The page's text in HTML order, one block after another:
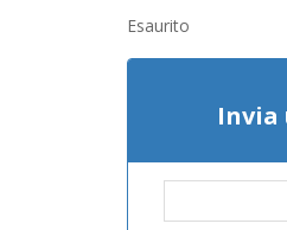
Esaurito
Invia